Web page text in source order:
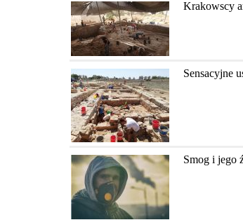
Krakowscy
Sensacyjne
Smog i jego